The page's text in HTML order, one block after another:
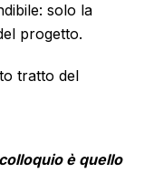
solo la
progetto.
tratto del
è quello